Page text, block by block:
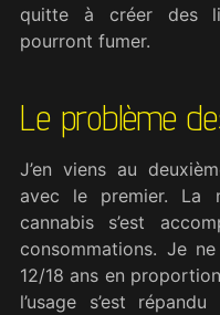
quitte à créer des
pourront fumer.
Le problème
J’en viens au
avec le premier. La
cannabis s’est
consommations. Je
12/18 ans en
l’usage s’est